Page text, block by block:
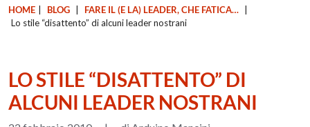
HOME BLOG FARE IL (E LA) LEADER, CHE FATICA…
Lo stile “disattento” di alcuni leader nostrani
LO STILE “DISATTENTO” DI
ALCUNI LEADER NOSTRANI